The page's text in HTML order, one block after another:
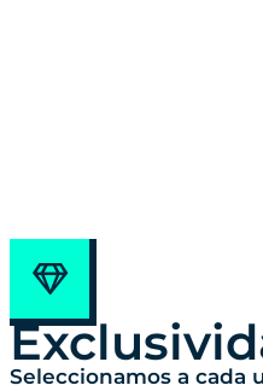
Seleccionamos a cada